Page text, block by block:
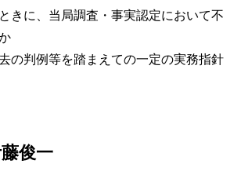
きに、当局調査・事実認定において不
の判例等を踏まえての一定の実務指針
俊一